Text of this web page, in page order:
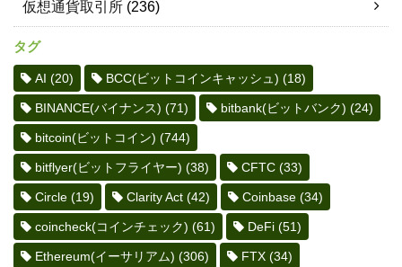
仮想通貨取引所 (236)
タグ
AI (20) BCC(ビットコインキャッシュ) (18)
BINANCE(バイナンス) (71) bitbank(ビットバンク) (24)
bitcoin(ビットコイン) (744)
bitflyer(ビットフライヤー) (38) CFTC (33)
Circle (19) Clarity Act (42) Coinbase (34)
coincheck(コインチェック) (61) DeFi (51)
Ethereum(イーサリアム) (306) FTX (34)